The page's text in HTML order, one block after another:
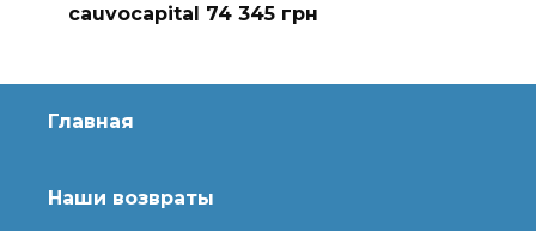
cauvocapital 74 345 грн
Главная
Наши возвраты